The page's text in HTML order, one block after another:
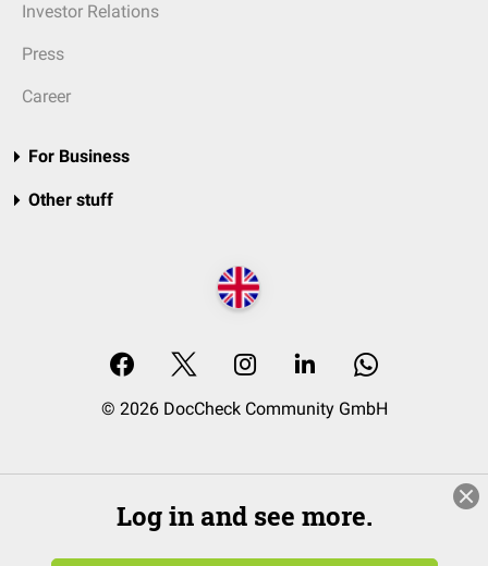
Investor Relations
Press
Career
For Business
Other stuff
© 2026 DocCheck Community GmbH
Log in and see more.